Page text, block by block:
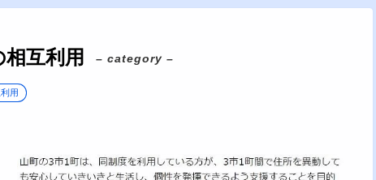
互利用 – category –
用